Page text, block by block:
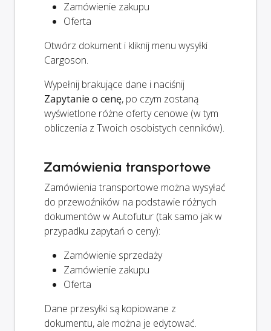
Zamówienie zakupu
Oferta
Otwórz dokument i kliknij menu wysyłki
Cargoson.
Wypełnij brakujące dane i naciśnij
Zapytanie o cenę, po czym zostaną
wyświetlone różne oferty cenowe (w tym
obliczenia z Twoich osobistych cenników).
Zamówienia transportowe
Zamówienia transportowe można wysyłać
do przewoźników na podstawie różnych
dokumentów w Autofutur (tak samo jak w
przypadku zapytań o ceny):
Zamówienie sprzedaży
Zamówienie zakupu
Oferta
Dane przesyłki są kopiowane z
dokumentu, ale można je edytować.